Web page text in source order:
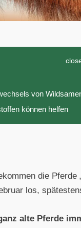
von
können helfen
die
los,
alte Pferde